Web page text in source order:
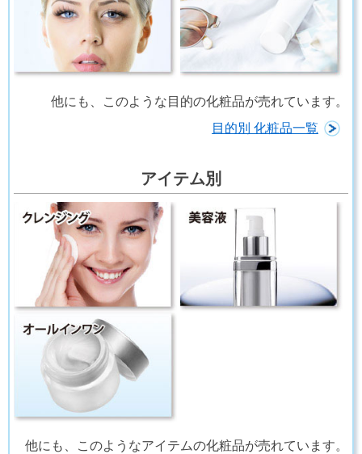
他にも、このような目的の化粧品が売れています。
目的別 化粧品一覧
アイテム別
他にも、このようなアイテムの化粧品が売れています。